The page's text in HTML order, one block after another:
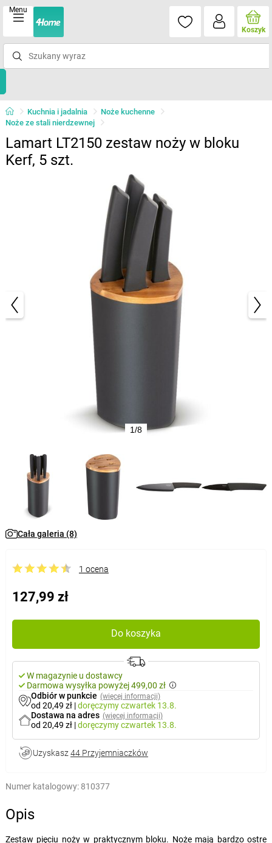
Menu
Koszyk
Kuchnia i jadalnia
Noże kuchenne
Noże ze stali nierdzewnej
Lamart LT2150 zestaw noży w bloku
Kerf, 5 szt.
1/8
Cała galeria (8)
1 ocena
127,99 zł
Do koszyka
W magazynie u dostawcy
Darmowa wysyłka powyżej 499,00 zł
Odbiór w punkcie (więcej informacji)
od 20,49 zł |doręczymyczwartek 13.8.
Dostawa na adres (więcej informacji)
od 20,49 zł |doręczymyczwartek 13.8.
Uzyskasz 44 Przyjemniaczków
Numer katalogowy: 810377
Opis
Zestaw pięciu noży w praktycznym bloku. Noże mają bardzo ostre